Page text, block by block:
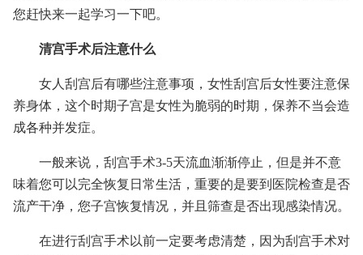
您赶快来一起学习一下吧。
清宫手术后注意什么
女人刮宫后有哪些注意事项，女性刮宫后女性要注意保
养身体，这个时期子宫是女性为脆弱的时期，保养不当会造
成各种并发症。
一般来说，刮宫手术3-5天流血渐渐停止，但是并不意
味着您可以完全恢复日常生活，重要的是要到医院检查是否
流产干净，您子宫恢复情况，并且筛查是否出现感染情况。
在进行刮宫手术以前一定要考虑清楚，因为刮宫手术对